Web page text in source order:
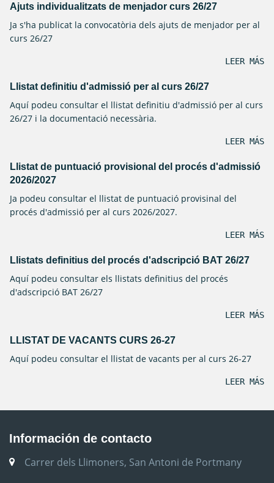
Ajuts individualitzats de menjador curs 26/27
Ja s'ha publicat la convocatòria dels ajuts de menjador per al
curs 26/27
LEER MÁS
Llistat definitiu d'admissió per al curs 26/27
Aquí podeu consultar el llistat definitiu d'admissió per al curs
26/27 i la documentació necessària.
LEER MÁS
Llistat de puntuació provisional del procés d'admissió
2026/2027
Ja podeu consultar el llistat de puntuació provisinal del
procés d'admissió per al curs 2026/2027.
LEER MÁS
Llistats definitius del procés d'adscripció BAT 26/27
Aquí podeu consultar els llistats definitius del procés
d'adscripció BAT 26/27
LEER MÁS
LLISTAT DE VACANTS CURS 26-27
Aquí podeu consultar el llistat de vacants per al curs 26-27
LEER MÁS
Información de contacto
Carrer dels Llimoners, San Antoni de Portmany